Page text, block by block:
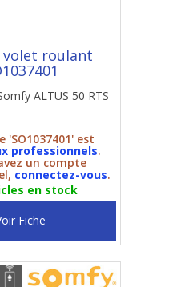
roulant
ALTUS 50 RTS
'SO1037401' est
professionnels.
un compte
connectez-vous.
en stock
Fiche